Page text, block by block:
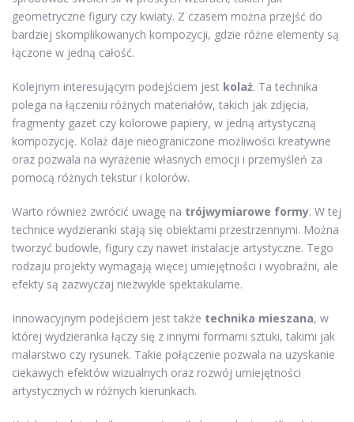
geometryczne figury czy kwiaty. Z czasem można przejść do
bardziej skomplikowanych kompozycji, gdzie różne elementy są
łączone w jedną całość.
Kolejnym interesującym podejściem jest kolaż. Ta technika
polega na łączeniu różnych materiałów, takich jak zdjęcia,
fragmenty gazet czy kolorowe papiery, w jedną artystyczną
kompozycję. Kolaż daje nieograniczone możliwości kreatywne
oraz pozwala na wyrażenie własnych emocji i przemyśleń za
pomocą różnych tekstur i kolorów.
Warto również zwrócić uwagę na trójwymiarowe formy. W tej
technice wydzieranki stają się obiektami przestrzennymi. Można
tworzyć budowle, figury czy nawet instalacje artystyczne. Tego
rodzaju projekty wymagają więcej umiejętności i wyobraźni, ale
efekty są zazwyczaj niezwykle spektakularne.
Innowacyjnym podejściem jest także technika mieszana, w
której wydzieranka łączy się z innymi formami sztuki, takimi jak
malarstwo czy rysunek. Takie połączenie pozwala na uzyskanie
ciekawych efektów wizualnych oraz rozwój umiejętności
artystycznych w różnych kierunkach.